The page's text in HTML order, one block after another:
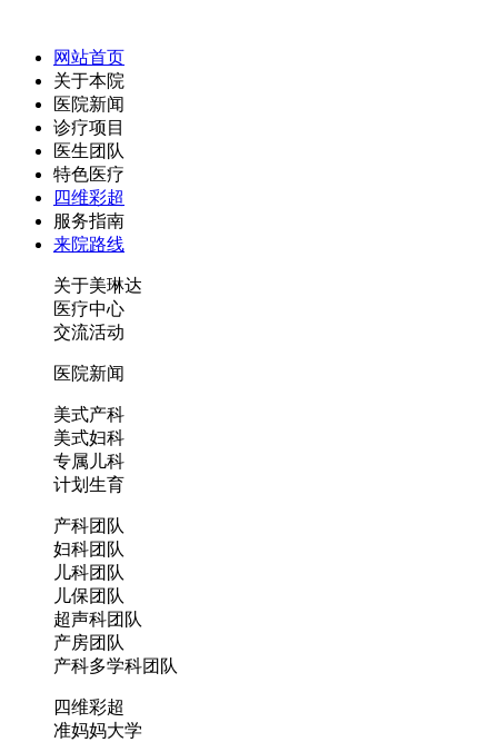
网站首页
关于本院
医院新闻
诊疗项目
医生团队
特色医疗
四维彩超
服务指南
来院路线
关于美琳达
医疗中心
交流活动
医院新闻
美式产科
美式妇科
专属儿科
计划生育
产科团队
妇科团队
儿科团队
儿保团队
超声科团队
产房团队
产科多学科团队
四维彩超
准妈妈大学